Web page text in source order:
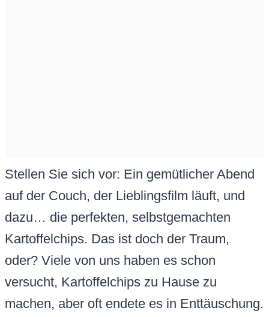
Stellen Sie sich vor: Ein gemütlicher Abend
auf der Couch, der Lieblingsfilm läuft, und
dazu… die perfekten, selbstgemachten
Kartoffelchips. Das ist doch der Traum,
oder? Viele von uns haben es schon
versucht, Kartoffelchips zu Hause zu
machen, aber oft endete es in Enttäuschung.